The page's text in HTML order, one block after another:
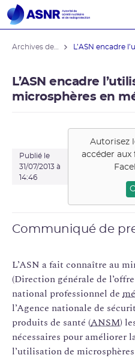
L’ASN encadre
L’ASN encadre
microsphères en
Publié le
31/07/2013 à
14:46
Autorisez
accéder
Communiqué de
L’ASN a fait connaître au
(Direction générale de
national professionnel de
l’Agence nationale de
produits de santé (ANSM)
nécessaires pour améliorer
l’utilisation de